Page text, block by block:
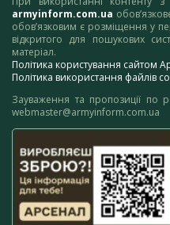
armyinform.com.ua
обов’язковим є розміщення у
відкритого для пошукових
матеріал.
Політика користування сайтом
Політика використання файлів
Зауваження та пропозиції по
webmaster@armyinform.com.ua